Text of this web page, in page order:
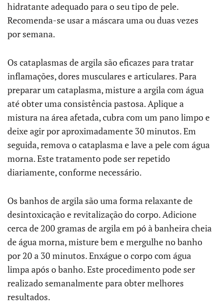
hidratante adequado para o seu tipo de pele.
Recomenda-se usar a máscara uma ou duas vezes
por semana.
Os cataplasmas de argila são eficazes para tratar
inflamações, dores musculares e articulares. Para
preparar um cataplasma, misture a argila com água
até obter uma consistência pastosa. Aplique a
mistura na área afetada, cubra com um pano limpo e
deixe agir por aproximadamente 30 minutos. Em
seguida, remova o cataplasma e lave a pele com água
morna. Este tratamento pode ser repetido
diariamente, conforme necessário.
Os banhos de argila são uma forma relaxante de
desintoxicação e revitalização do corpo. Adicione
cerca de 200 gramas de argila em pó à banheira cheia
de água morna, misture bem e mergulhe no banho
por 20 a 30 minutos. Enxágue o corpo com água
limpa após o banho. Este procedimento pode ser
realizado semanalmente para obter melhores
resultados.